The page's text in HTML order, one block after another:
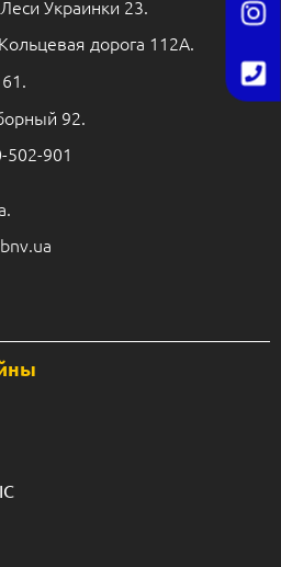
Украинки 23.
Кольцевая дорога 112А.
92.
502-901